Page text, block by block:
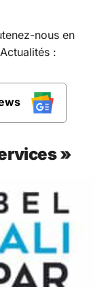
nous en
:
»